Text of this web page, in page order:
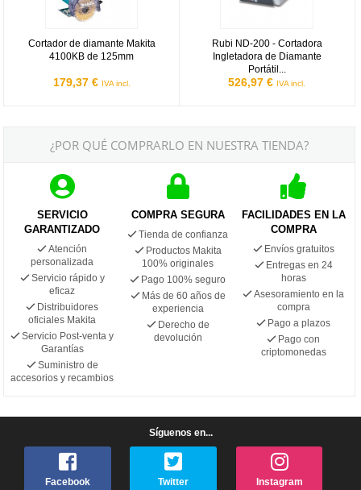
Cortador de diamante Makita
4100KB de 125mm
179,37 € IVA incl.
Rubi ND-200 - Cortadora
Ingletadora de Diamante
Portátil...
526,97 € IVA incl.
¿POR QUÉ COMPRARLO EN NUESTRA TIENDA?
SERVICIO
GARANTIZADO
Atención
personalizada
Servicio rápido y
eficaz
Distribuidores
oficiales Makita
Servicio Post-venta y
Garantías
Suministro de
accesorios y recambios
COMPRA SEGURA
Tienda de confianza
Productos Makita
100% originales
Pago 100% seguro
Más de 60 años de
experiencia
Derecho de
devolución
FACILIDADES EN LA
COMPRA
Envíos gratuitos
Entregas en 24
horas
Asesoramiento en la
compra
Pago a plazos
Pago con
criptomonedas
Síguenos en...
Facebook Twitter Instagram